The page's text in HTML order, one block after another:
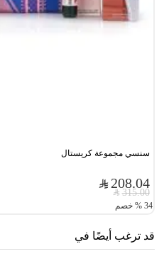
سنسي مجموعة كريستال
208.04
315.00
34
% خصم
قد ترغب أيضًا في